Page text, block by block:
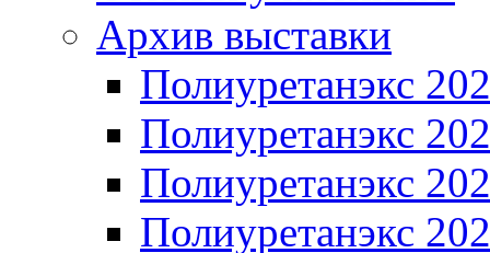
Архив выставки
Полиуретанэкс
Полиуретанэкс
Полиуретанэкс
Полиуретанэкс